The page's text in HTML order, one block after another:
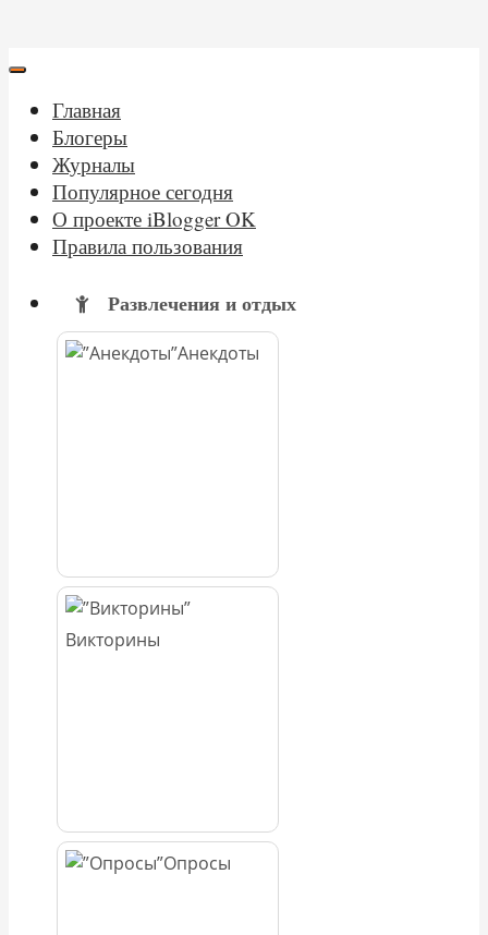
Главная
Блогеры
Журналы
Популярное сегодня
О проекте iBlogger OK
Правила пользования
Развлечения и отдых
Анекдоты
Викторины
Опросы